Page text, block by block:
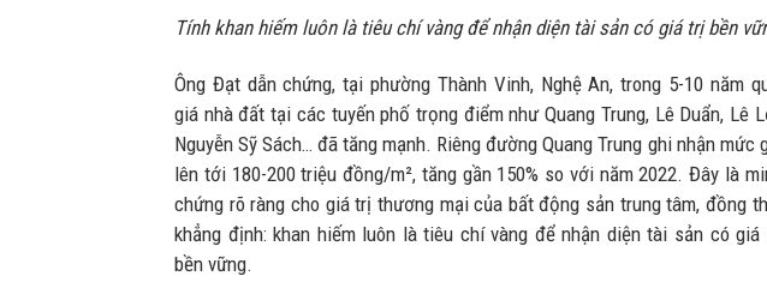
Tính khan hiếm luôn là tiêu chí vàng để nhận diện tài sản có giá trị bền
Ông Đạt dẫn chứng, tại phường Thành Vinh, Nghệ An, trong 5-10 năm
giá nhà đất tại các tuyến phố trọng điểm như Quang Trung, Lê Duẩn, Lê
Nguyễn Sỹ Sách… đã tăng mạnh. Riêng đường Quang Trung ghi nhận mức
lên tới 180-200 triệu đồng/m², tăng gần 150% so với năm 2022. Đây là
chứng rõ ràng cho giá trị thương mại của bất động sản trung tâm, đồng
khẳng định: khan hiếm luôn là tiêu chí vàng để nhận diện tài sản có giá
bền vững.